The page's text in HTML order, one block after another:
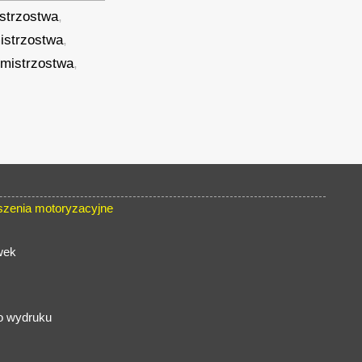
,
,
,
motoryzacyjne
wydruku